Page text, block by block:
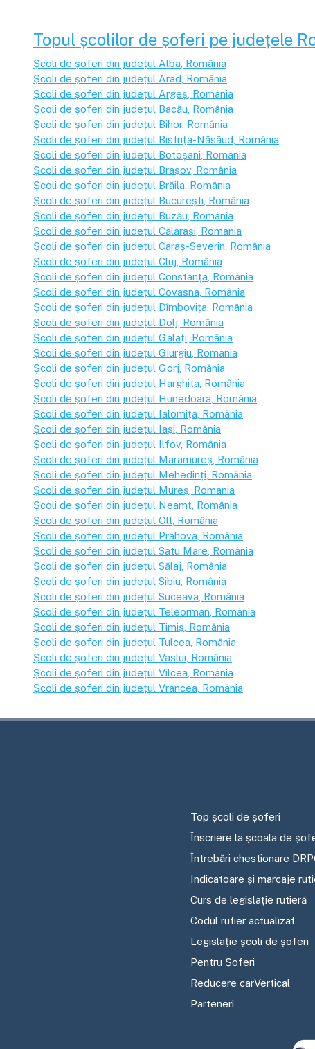
Topul școlilor de șoferi pe județele
Școli de șoferi din județul Alba , România
Școli de șoferi din județul Arad , România
Școli de șoferi din județul Argeș , România
Școli de șoferi din județul Bacău , România
Școli de șoferi din județul Bihor, România
Școli de șoferi din județul Bistrița-Năsăud , România
Școli de șoferi din județul Botoșani , România
Școli de șoferi din județul Brașov , România
Școli de șoferi din județul Brăila , România
Școli de șoferi din județul București , România
Școli de șoferi din județul Buzău , România
Școli de șoferi din județul Călărași , România
Școli de șoferi din județul Caraș-Severin , România
Școli de șoferi din județul Cluj , România
Școli de șoferi din județul Constanța , România
Școli de șoferi din județul Covasna , România
Școli de șoferi din județul Dîmbovița , România
Școli de șoferi din județul Dolj , România
Școli de șoferi din județul Galați , România
Școli de șoferi din județul Giurgiu , România
Școli de șoferi din județul Gorj , România
Școli de șoferi din județul Harghita , România
Școli de șoferi din județul Hunedoara , România
Școli de șoferi din județul Ialomița , România
Școli de șoferi din județul Iași , România
Școli de șoferi din județul Ilfov , România
Școli de șoferi din județul Maramureș , România
Școli de șoferi din județul Mehedinți , România
Școli de șoferi din județul Mureș , România
Școli de șoferi din județul Neamț , România
Școli de șoferi din județul Olt , România
Școli de șoferi din județul Prahova , România
Școli de șoferi din județul Satu Mare , România
Școli de șoferi din județul Sălaj , România
Școli de șoferi din județul Sibiu , România
Școli de șoferi din județul Suceava , România
Școli de șoferi din județul Teleorman , România
Școli de șoferi din județul Timiș , România
Școli de șoferi din județul Tulcea , România
Școli de șoferi din județul Vaslui , România
Școli de șoferi din județul Vîlcea , România
Școli de șoferi din județul Vrancea , România
Top școli de șoferi
Înscriere la școala de
Întrebări chestionare
Indicatoare și marcaje
Curs de legislație rutieră
Codul rutier actualizat
Legislație școli de șoferi
Pentru Șoferi
Reducere carVertical
Parteneri